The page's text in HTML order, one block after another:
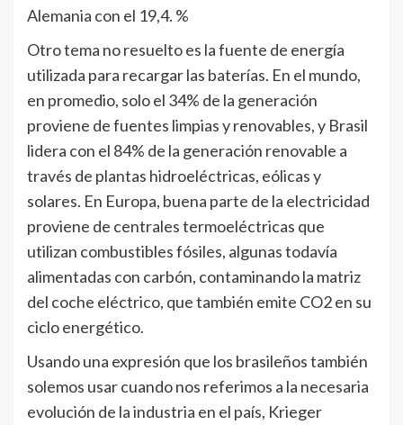
Alemania con el 19,4. %
Otro tema no resuelto es la fuente de energía
utilizada para recargar las baterías. En el mundo,
en promedio, solo el 34% de la generación
proviene de fuentes limpias y renovables, y Brasil
lidera con el 84% de la generación renovable a
través de plantas hidroeléctricas, eólicas y
solares. En Europa, buena parte de la electricidad
proviene de centrales termoeléctricas que
utilizan combustibles fósiles, algunas todavía
alimentadas con carbón, contaminando la matriz
del coche eléctrico, que también emite CO2 en su
ciclo energético.
Usando una expresión que los brasileños también
solemos usar cuando nos referimos a la necesaria
evolución de la industria en el país, Krieger